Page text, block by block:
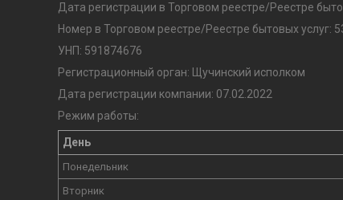
Дата регистрации в Торговом реестре/Реестре
Номер в Торговом реестре/Реестре бытовых услуг:
УНП: 591874676
Регистрационный орган: Щучинский исполком
Дата регистрации компании: 07.02.2022
Режим работы:
День
Понедельник
Вторник